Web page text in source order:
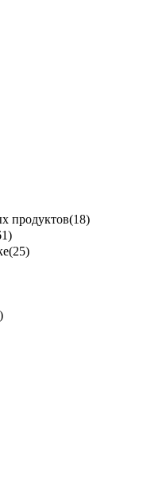
продуктов(18)